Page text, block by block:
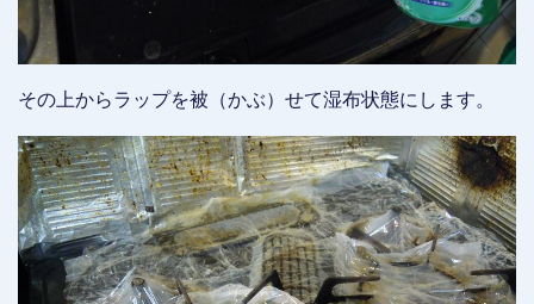
その上からラップを被（かぶ）せて湿布状態にします。